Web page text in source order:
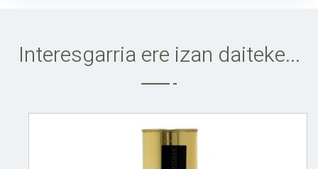
Interesgarria ere izan daiteke...